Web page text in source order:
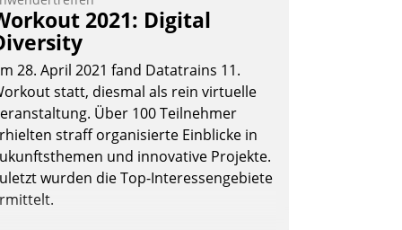
2021: Digital
28. April 2021 fand Datatrains 11.
statt, diesmal als rein virtuelle
Über 100 Teilnehmer
straff organisierte Einblicke in
und innovative Projekte.
wurden die Top-Interessengebiete